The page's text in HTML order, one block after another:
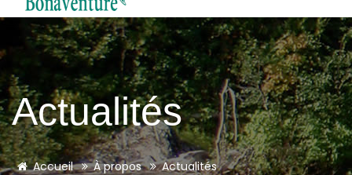
Actualités
Accueil À propos Actualités